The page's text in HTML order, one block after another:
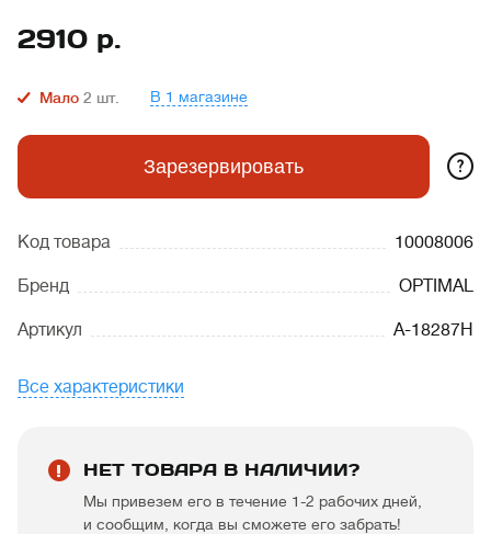
2910 р.
Мало 2 шт. В 1 магазине
Зарезервировать ?
Код товара 10008006
Бренд OPTIMAL
Артикул A-18287H
Все характеристики
НЕТ ТОВАРА В НАЛИЧИИ?
Мы привезем его в течение 1-2 рабочих дней,
и сообщим, когда вы сможете его забрать!